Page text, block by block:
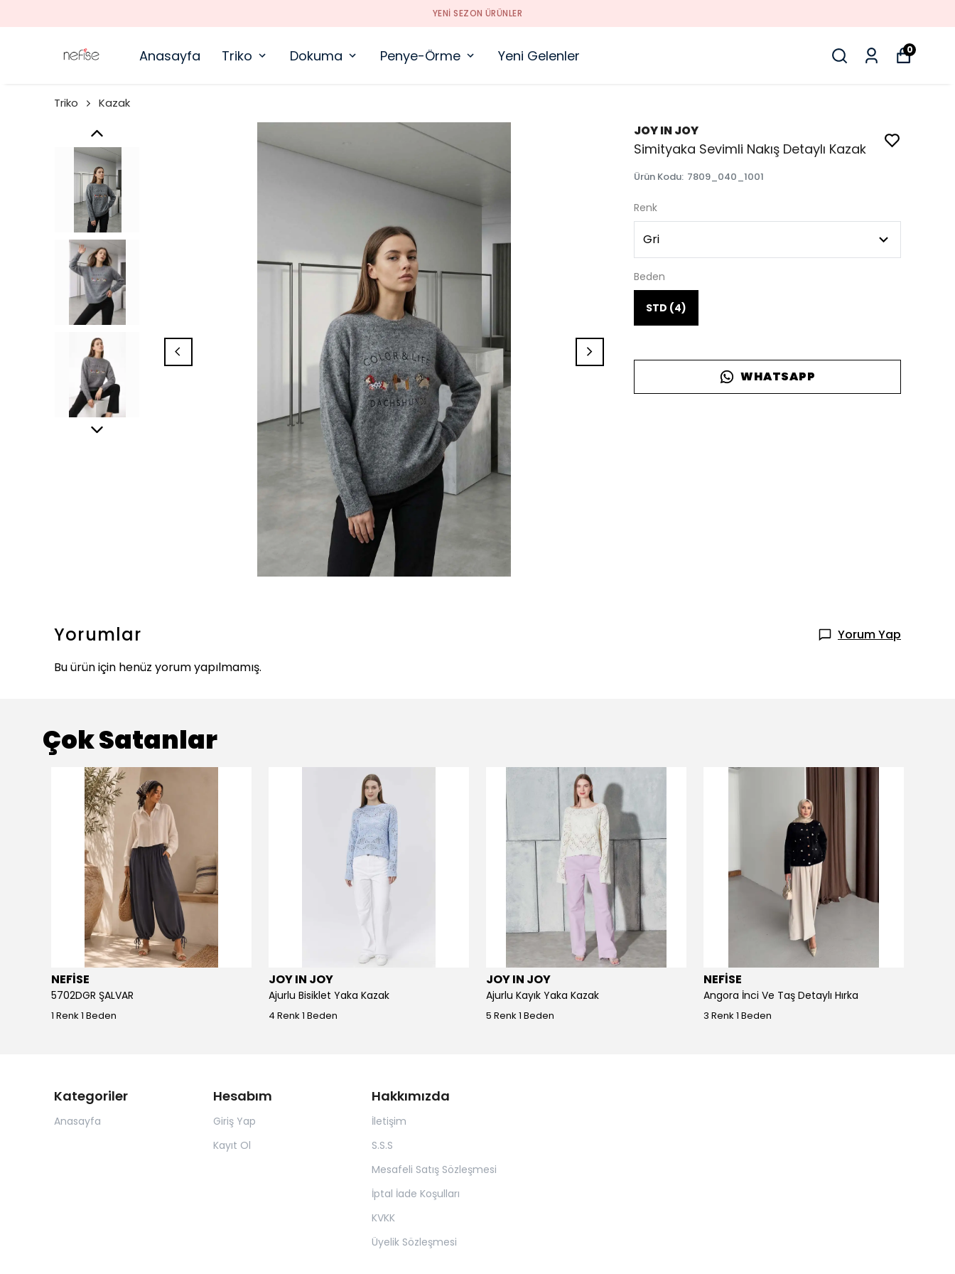
YENI SEZON ÜRÜNLER
Anasayfa Triko Dokuma Penye-Örme Yeni Gelenler 0
Triko Kazak
JOY IN JOY
Simityaka Sevimli Nakış Detaylı Kazak
Ürün Kodu: 7809_040_1001
Renk
Beden
STD (4)
WHATSAPP
Yorumlar
Yorum Yap
Bu ürün için henüz yorum yapılmamış.
Çok Satanlar
NEFİSE
5702DGR ŞALVAR
1 Renk 1 Beden
JOY IN JOY
Ajurlu Bisiklet Yaka Kazak
4 Renk 1 Beden
JOY IN JOY
Ajurlu Kayık Yaka Kazak
5 Renk 1 Beden
NEFİSE
Angora İnci Ve Taş Detaylı Hırka
3 Renk 1 Beden
Kategoriler
Anasayfa
Hesabım
Giriş Yap
Kayıt Ol
Hakkımızda
İletişim
S.S.S
Mesafeli Satış Sözleşmesi
İptal İade Koşulları
KVKK
Üyelik Sözleşmesi